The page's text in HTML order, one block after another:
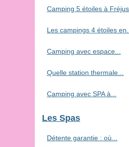
Camping 5 étoiles à
Les campings 4 étoiles en...
Camping avec espace...
Quelle station thermale...
Camping avec SPA à...
Les Spas
Détente garantie : où...